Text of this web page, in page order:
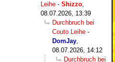
Leihe - Shizzo,
08.07.2026, 13:39
Durchbruch bei
Couto Leihe -
DomJay,
08.07.2026, 14:12
Durchbruch bei